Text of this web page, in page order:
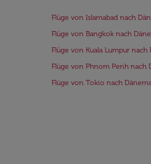
Flüge von Islamabad nach
Flüge von Bangkok nach
Flüge von Kuala Lumpur nach
Flüge von Phnom Penh nach
Flüge von Tokio nach